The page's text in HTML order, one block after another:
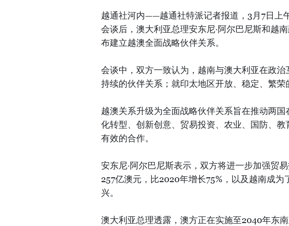
越通社河内——越通社特派记者报道，3月7日上
会谈后，澳大利亚总理安东尼·阿尔巴尼斯和越
布建立越澳全面战略伙伴关系。
会谈中，双方一致认为，越南与澳大利亚在政
持续的伙伴关系；就印太地区开放、稳定、繁荣
越澳关系升级为全面战略伙伴关系旨在推动两
化转型、创新创意、贸易投资、农业、国防、
有效的合作。
安东尼·阿尔巴尼斯表示，双方将进一步加强贸
257亿澳元，比2020年增长75%，以及越南成
兴。
澳大利亚总理透露，澳方正在实施至2040年东